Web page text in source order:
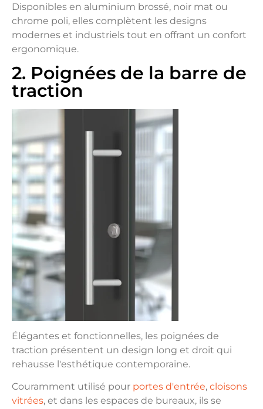
Disponibles en aluminium brossé, noir mat ou
chrome poli, elles complètent les designs
modernes et industriels tout en offrant un confort
ergonomique.
2. Poignées de la barre de
traction
Élégantes et fonctionnelles, les poignées de
traction présentent un design long et droit qui
rehausse l'esthétique contemporaine.
Couramment utilisé pour portes d'entrée, cloisons
vitrées, et dans les espaces de bureaux, ils se